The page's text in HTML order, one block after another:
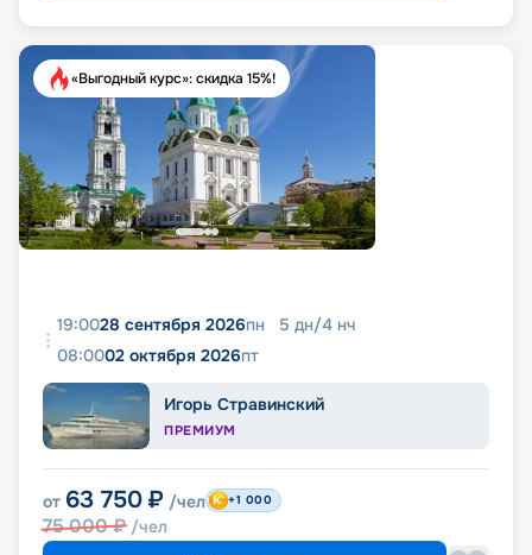
«Выгодный курс»: скидка 15%!
19:0028 сентября 2026пн 5 дн/4 нч
08:0002 октября 2026пт
Игорь Стравинский
ПРЕМИУМ
от 63 750 ₽ /чел
75 000₽ /чел
+1 000